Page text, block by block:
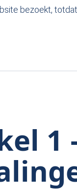
bezoekt,
1